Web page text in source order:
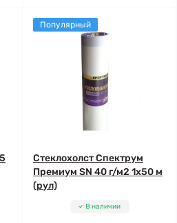
Популярный
Стеклохолст Спектрум
Премиум SN 40 г/м2 1x50 м
(рул)
В наличии